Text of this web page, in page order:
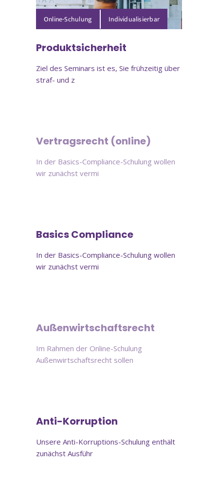
Online-Schulung
Produktsicherheit
Ziel des Seminars ist es, Sie frühzeitig über
straf- und z
Vertragsrecht (online)
In der Basics-Compliance-Schulung wollen
wir zunächst vermi
Basics Compliance
In der Basics-Compliance-Schulung wollen
wir zunächst vermi
Außenwirtschaftsrecht
Im Rahmen der Online-Schulung
Außenwirtschaftsrecht sollen
Anti-Korruption
Unsere Anti-Korruptions-Schulung enthält
zunächst Ausführ